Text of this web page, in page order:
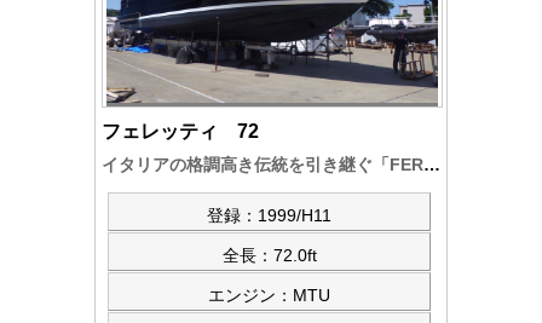
フェレッティ 72
イタリアの格調高き伝統を引き継ぐ「FERRETTI-72」気品と優雅さが実艇を魅了～ 入念な整備実施中で～まもなくお買い得価格設定で納艇致します～JG検査艇です
登録：1999/H11
全長：72.0ft
エンジン：MTU